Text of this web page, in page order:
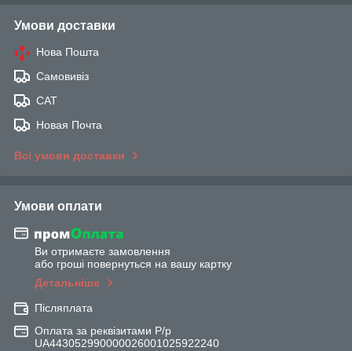
Умови доставки
Нова Пошта
Самовивіз
САТ
Новая Почта
Всі умови доставки
Умови оплати
Ви отримаєте замовлення
або гроші повернуться на вашу картку
Детальніше
Післяплата
Оплата за реквізитами Р/р
UA443052990000026001025922240